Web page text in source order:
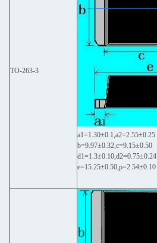
TO-263-3
a1=1.30±0.1,a2=2.55±0.25
b=9.97±0.32,c=9.15±0.50
d1=1.3±0.10,d2=0.75±0.24
e=15.25±0.50,p=2.54±0.10